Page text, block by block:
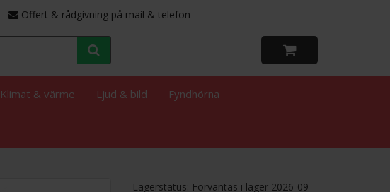
Offert & rådgivning på mail & telefon
Klimat & värme Ljud & bild Fyndhörna
Lagerstatus: Förväntas i lager 2026-09-